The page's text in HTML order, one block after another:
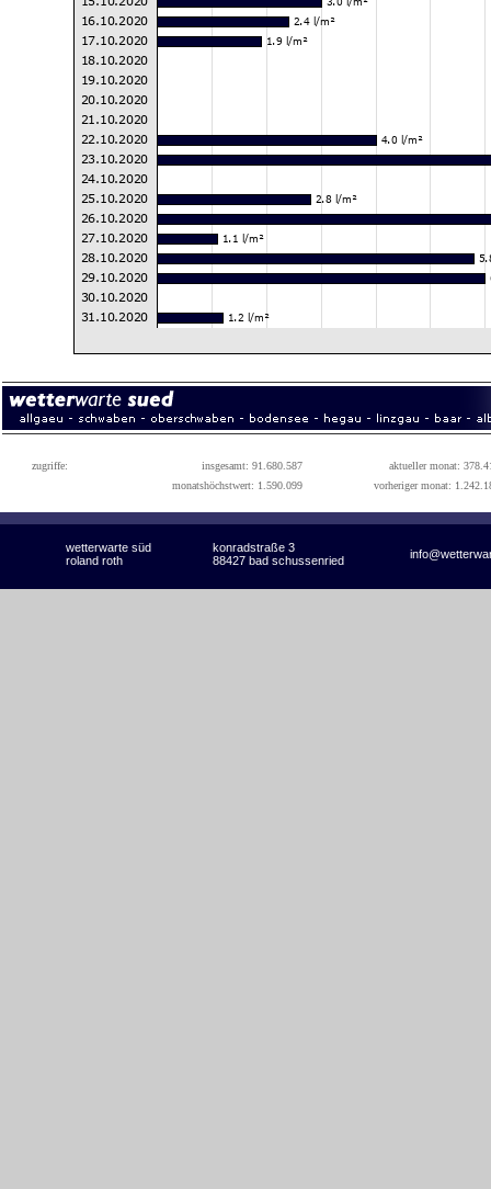
zugriffe: insgesamt: 91.680.587
aktueller monat:
monatshöchstwert: 1.590.099
vorheriger monat:
wetterwarte süd konradstraße 3
roland roth 88427 bad schussenried